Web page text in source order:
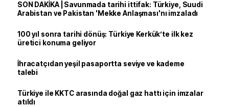
SON DAKİKA | Savunmada tarihi ittifak: Türkiye, Suudi
Arabistan ve Pakistan 'Mekke Anlaşması'nı imzaladı
100 yıl sonra tarihi dönüş: Türkiye Kerkük’te ilk kez
üretici konuma geliyor
İhracatçıdan yeşil pasaportta seviye ve kademe
talebi
Türkiye ile KKTC arasında doğal gaz hattı için imzalar
atıldı